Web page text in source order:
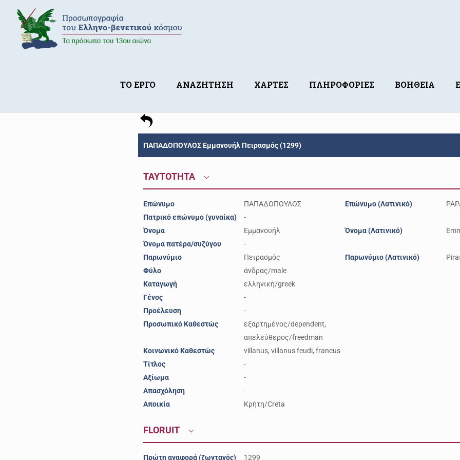
ΤΟ ΕΡΓΟ ΑΝΑΖΗΤΗΣΗ ΧΑΡΤΕΣ ΠΛΗΡΟΦΟΡΙΕΣ ΒΟΗΘΕΙΑ
ΠΑΠΑΔΟΠΟΥΛΟΣ Εμμανουήλ Πειρασμός (1299)
ΤΑΥΤΟΤΗΤΑ
Επώνυμο
ΠΑΠΑΔΟΠΟΥΛΟΣ
Πατρικό επώνυμο (γυναίκα)
-
Όνομα
Εμμανουήλ
Όνομα πατέρα/συζύγου
-
Παρωνύμιο
Πειρασμός
Φύλο
άνδρας/male
Καταγωγή
ελληνική/greek
Γένος
-
Προέλευση
-
Προσωπικό Καθεστώς
εξαρτημένος/dependent,
απελεύθερος/freedman
Κοινωνικό Καθεστώς
villanus, villanus feudi, francus
Τίτλος
-
Αξίωμα
-
Απασχόληση
-
Αποικία
Κρήτη/Creta
Επώνυμο (Λατινικό)
Όνομα (Λατινικό)
Παρωνύμιο (Λατινικό)
FLORUIT
Πρώτη αναφορά (ζωντανός)
1299